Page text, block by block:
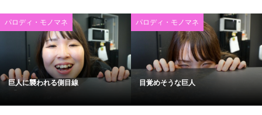
パロディ・モノマネ
巨人に襲われる側目線
パロディ・モノマネ
目覚めそうな巨人